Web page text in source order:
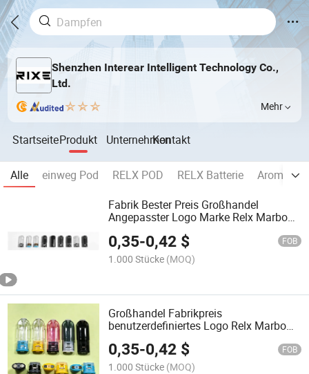
Shenzhen Interear Intelligent Technology Co.,
Ltd.
Mehr
StartseiteProdukt UnternehmenKontakt
Alle einweg Pod RELX POD RELX Batterie
Fabrik Bester Preis Großhandel
Angepasster Logo Marke Relx Marbo
3ml 4ml 1.0ml 2.0ml 3.0ml 4.0ml
0,35-0,42 $ FOB
1.000 Stücke (MOQ)
Großhandel Fabrikpreis
benutzerdefiniertes Logo Relx Marbo
leere Pod-Kartusche 1ml 2ml 3ml 4ml
1.5ml 2.5ml 3.5ml
0,35-0,42 $ FOB
1.000 Stücke (MOQ)